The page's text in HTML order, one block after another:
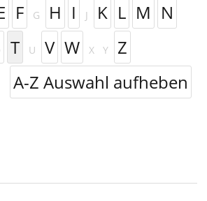
F G H I J K L M N
T U V W X Y
Z
A-Z Auswahl aufheben